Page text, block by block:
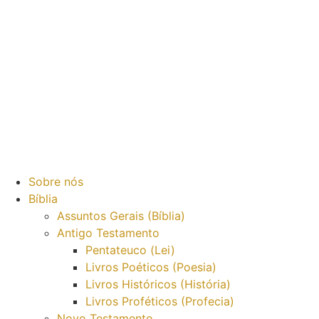
Sobre nós
Bíblia
Assuntos Gerais (Bíblia)
Antigo Testamento
Pentateuco (Lei)
Livros Poéticos (Poesia)
Livros Históricos (História)
Livros Proféticos (Profecia)